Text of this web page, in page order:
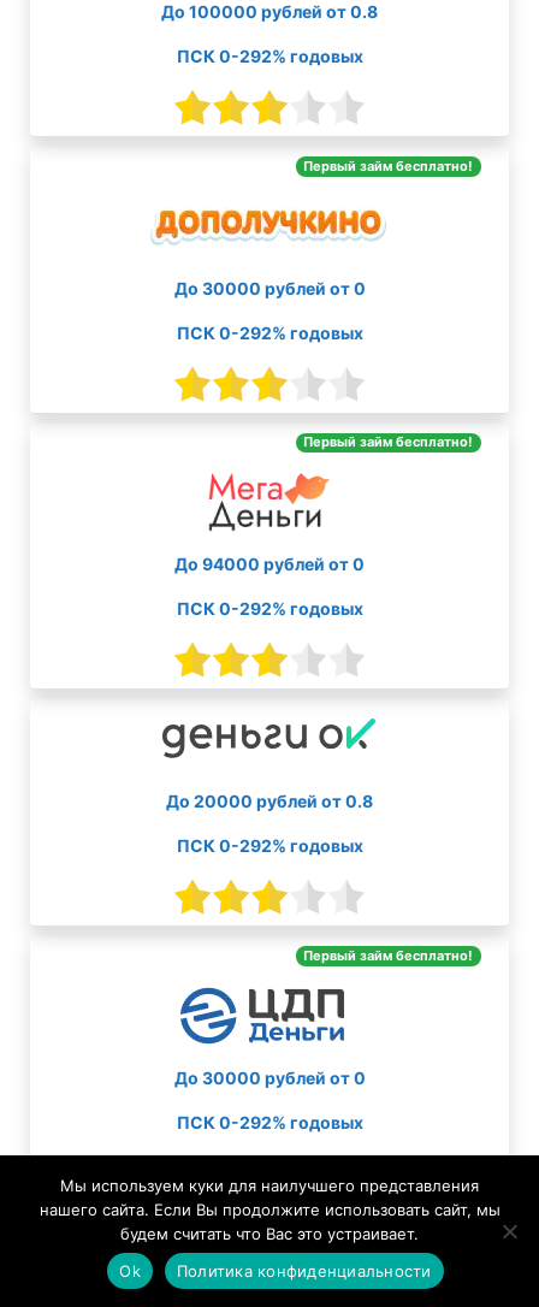
До 100000 рублей от 0.8
ПСК 0-292% годовых
Первый займ бесплатно!
До 30000 рублей от 0
ПСК 0-292% годовых
Первый займ бесплатно!
До 94000 рублей от 0
ПСК 0-292% годовых
До 20000 рублей от 0.8
ПСК 0-292% годовых
Первый займ бесплатно!
До 30000 рублей от 0
ПСК 0-292% годовых
Мы используем куки для наилучшего представления
нашего сайта. Если Вы продолжите использовать сайт, мы
будем считать что Вас это устраивает.
Ok
Политика конфиденциальности